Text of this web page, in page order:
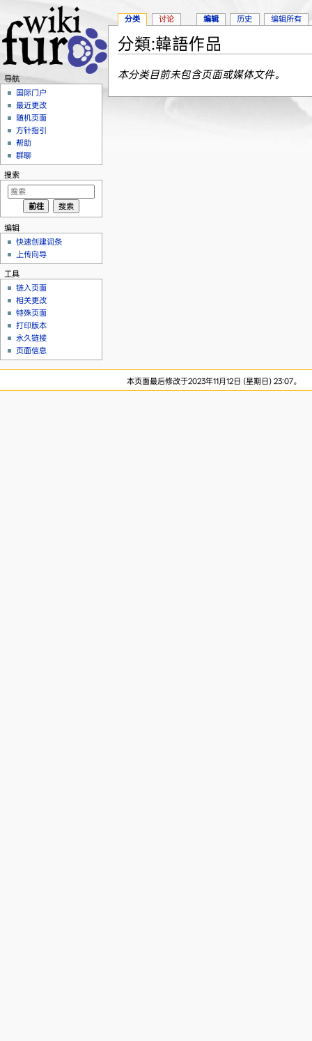
分類:韓語作品
本分类目前未包含页面或媒体文件。
分类 讨论 编辑 历史 编辑所有
导航
国际门户
最近更改
随机页面
方针指引
帮助
群聊
搜索
编辑
快速创建词条
上传向导
工具
链入页面
相关更改
特殊页面
打印版本
永久链接
页面信息
本页面最后修改于2023年11月12日 (星期日) 23:07。